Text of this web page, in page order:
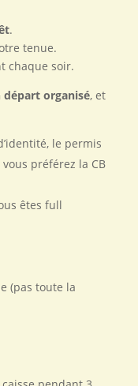
.
tenue.
chaque soir.
départ organisé, et
le permis
préférez la CB
êtes full
(pas toute la